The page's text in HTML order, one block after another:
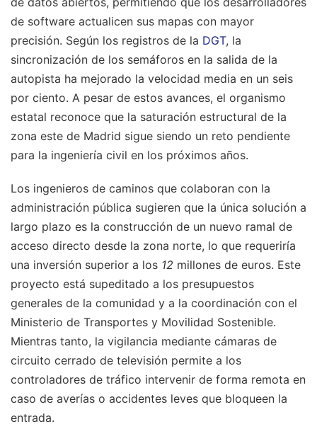
de software actualicen sus mapas con mayor
precisión. Según los registros de la DGT, la
sincronización de los semáforos en la salida de la
autopista ha mejorado la velocidad media en un seis
por ciento. A pesar de estos avances, el organismo
estatal reconoce que la saturación estructural de la
zona este de Madrid sigue siendo un reto pendiente
para la ingeniería civil en los próximos años.
Los ingenieros de caminos que colaboran con la
administración pública sugieren que la única solución a
largo plazo es la construcción de un nuevo ramal de
acceso directo desde la zona norte, lo que requeriría
una inversión superior a los 12 millones de euros. Este
proyecto está supeditado a los presupuestos
generales de la comunidad y a la coordinación con el
Ministerio de Transportes y Movilidad Sostenible.
Mientras tanto, la vigilancia mediante cámaras de
circuito cerrado de televisión permite a los
controladores de tráfico intervenir de forma remota en
caso de averías o accidentes leves que bloqueen la
entrada.